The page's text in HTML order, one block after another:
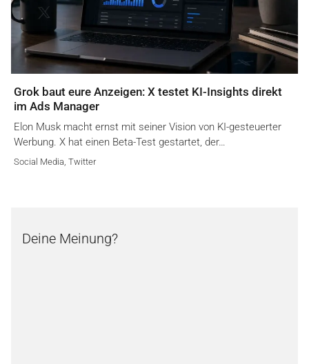
Grok baut eure Anzeigen: X testet KI-Insights direkt
im Ads Manager
Elon Musk macht ernst mit seiner Vision von KI-gesteuerter
Werbung. X hat einen Beta-Test gestartet, der…
Social Media, Twitter
Deine Meinung?